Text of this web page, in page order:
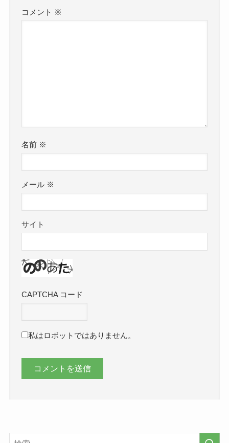
コメント ※
名前 ※
メール ※
サイト
CAPTCHA コード
私はロボットではありません。